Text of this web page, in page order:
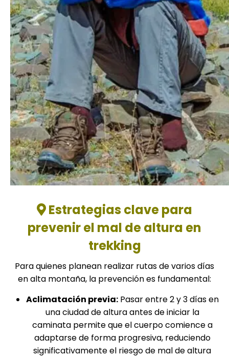
Estrategias clave para
prevenir el mal de altura en
trekking
Para quienes planean realizar rutas de varios días
en alta montaña, la prevención es fundamental:
Aclimatación previa:Pasar entre 2 y 3 días en
una ciudad de altura antes de iniciar la
caminata permite que el cuerpo comience a
adaptarse de forma progresiva, reduciendo
significativamente el riesgo de mal de altura